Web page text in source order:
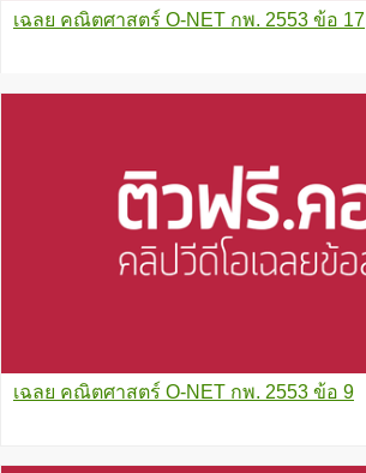
เฉลย คณิตศาสตร์ O-NET กพ. 2553 ข้อ 17
เฉลย คณิตศาสตร์ O-NET กพ. 2553 ข้อ 9